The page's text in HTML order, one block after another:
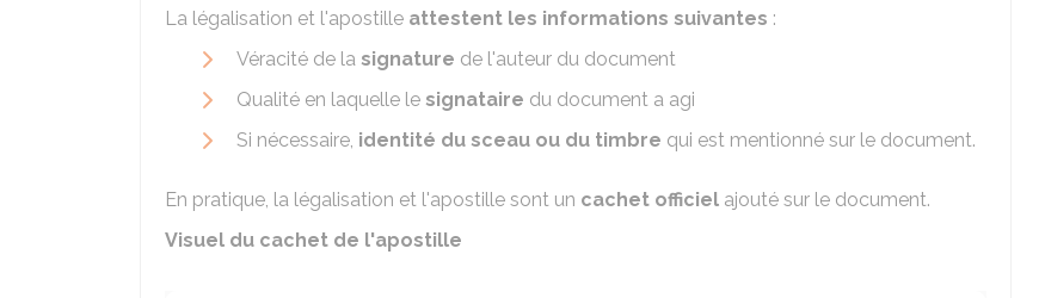
La légalisation et l'apostille attestent les informations suivantes :
Véracité de la signature de l'auteur du document
Qualité en laquelle le signataire du document a agi
Si nécessaire, identité du sceau ou du timbre qui est mentionné sur le document.
En pratique, la légalisation et l'apostille sont un cachet officiel ajouté sur le document.
Visuel du cachet de l'apostille